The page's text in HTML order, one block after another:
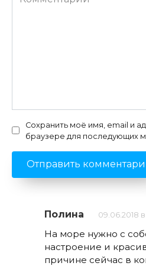
Сохранить моё имя, email и
браузере для последующих
Полина 09.06.2018 в
На море нужно с
настроение и
причине сейчас в